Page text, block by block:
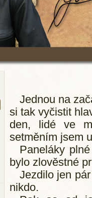
Jednou na
si tak vyčistit
den, lidé ve
setměním jsem
Paneláky
bylo zlověstné
Jezdilo jen
nikdo.